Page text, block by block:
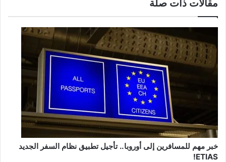
مقالات ذات صلة
خبر مهم للمسافرين إلى أوروبا.. تأجيل تطبيق نظام السفر الجديد
ETIAS!